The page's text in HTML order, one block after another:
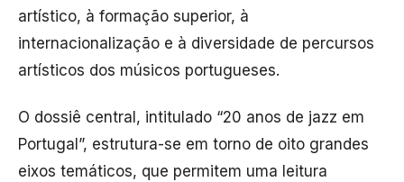
artístico, à formação superior, à
internacionalização e à diversidade de percursos
artísticos dos músicos portugueses.
O dossiê central, intitulado “20 anos de jazz em
Portugal”, estrutura-se em torno de oito grandes
eixos temáticos, que permitem uma leitura